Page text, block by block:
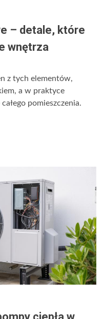
– detale, które
wnętrza
z tych elementów,
a w praktyce
pomieszczenia.